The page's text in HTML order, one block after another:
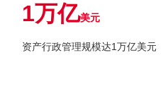
1万亿美元
资产行政管理规模达1万亿美元